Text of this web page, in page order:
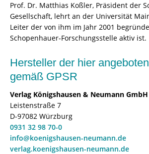
Prof. Dr. Matthias Koßler, Präsident der
Gesellschaft, lehrt an der Universität
Leiter der von ihm im Jahr 2001
Schopenhauer-Forschungsstelle aktiv ist.
Hersteller der hier
gemäß GPSR
Verlag Königshausen & Neumann GmbH
Leistenstraße 7
D-97082 Würzburg
0931 32 98 70-0
info@koenigshausen-neumann.de
verlag.koenigshausen-neumann.de